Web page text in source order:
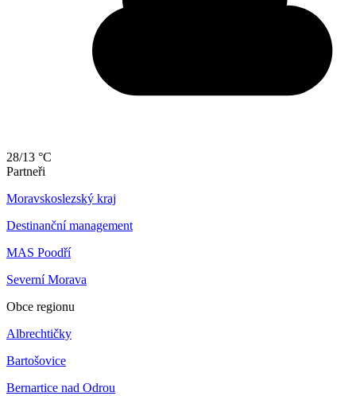
28/13 °C
Partneři
Moravskoslezský kraj
Destinanční management
MAS Poodří
Severní Morava
Obce regionu
Albrechtičky
Bartošovice
Bernartice nad Odrou